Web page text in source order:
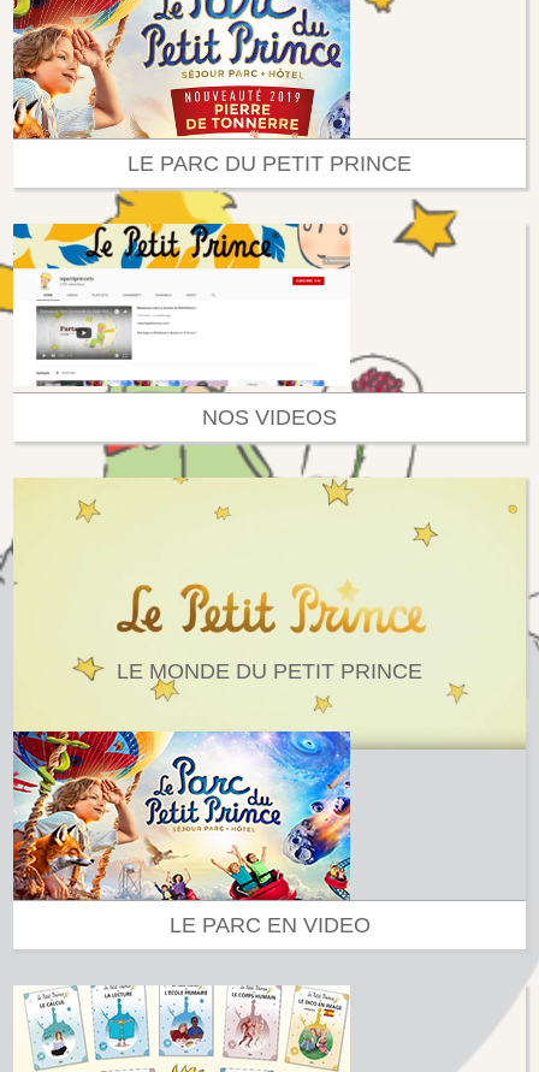
LE PARC DU PETIT PRINCE
NOS VIDEOS
LE MONDE DU PETIT PRINCE
LE PARC EN VIDEO